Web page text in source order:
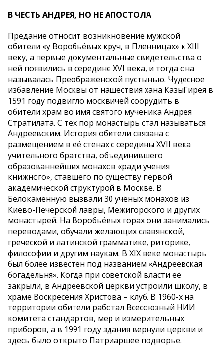
В ЧЕСТЬ АНДРЕЯ, НО НЕ АПОСТОЛА
Предание относит возникновение мужской
обители «у Воробьёвых круч, в Пленницах» к XIII
веку, а первые документальные свидетельства о
ней появились в середине XVI века, и тогда она
называлась Преображенской пустынью. Чудесное
избавление Москвы от нашествия хана КазыГирея в
1591 году подвигло москвичей соорудить в
обители храм во имя святого мученика Андрея
Стратилата. С тех пор монастырь стал называться
Андреевским. История обители связана с
размещением в её стенах с середины XVII века
учительного братства, объединившего
образованнейших монахов «ради учения
книжного», ставшего по существу первой
академической структурой в Москве. В
Белокаменную вызвали 30 учёных монахов из
Киево-Печерской лавры, Межигорского и других
монастырей. На Воробьёвых горах они занимались
переводами, обучали желающих славянской,
греческой и латинской грамматике, риторике,
философии и другим наукам. В XIX веке монастырь
был более известен под названием «Андреевская
богадельня». Когда при советской власти её
закрыли, в Андреевской церкви устроили школу, в
храме Воскресения Христова – клуб. В 1960-х на
территории обители работал Всесоюзный НИИ
комитета стандартов, мер и измерительных
приборов, а в 1991 году здания вернули церкви и
здесь было открыто Патриаршее подворье.